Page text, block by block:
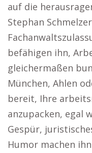
auf die
Stephan
befähigen ihn,
gleichermaßen
München, Ahlen
bereit, Ihre
anzupacken, egal
Gespür,
Humor machen